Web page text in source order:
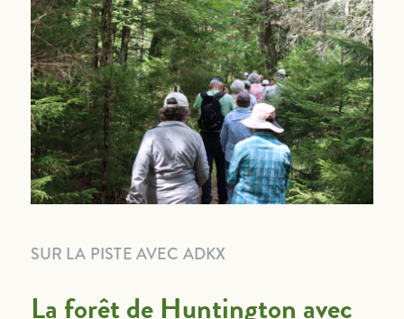
SUR LA PISTE AVEC ADKX
La forêt de Huntington avec